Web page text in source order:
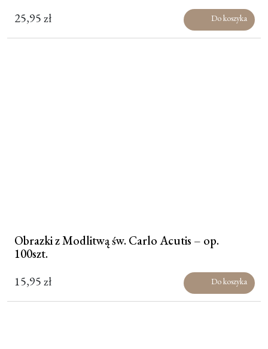
25,95zł Do koszyka
Obrazki z Modlitwą św. Carlo Acutis – op.
100szt.
15,95zł Do koszyka